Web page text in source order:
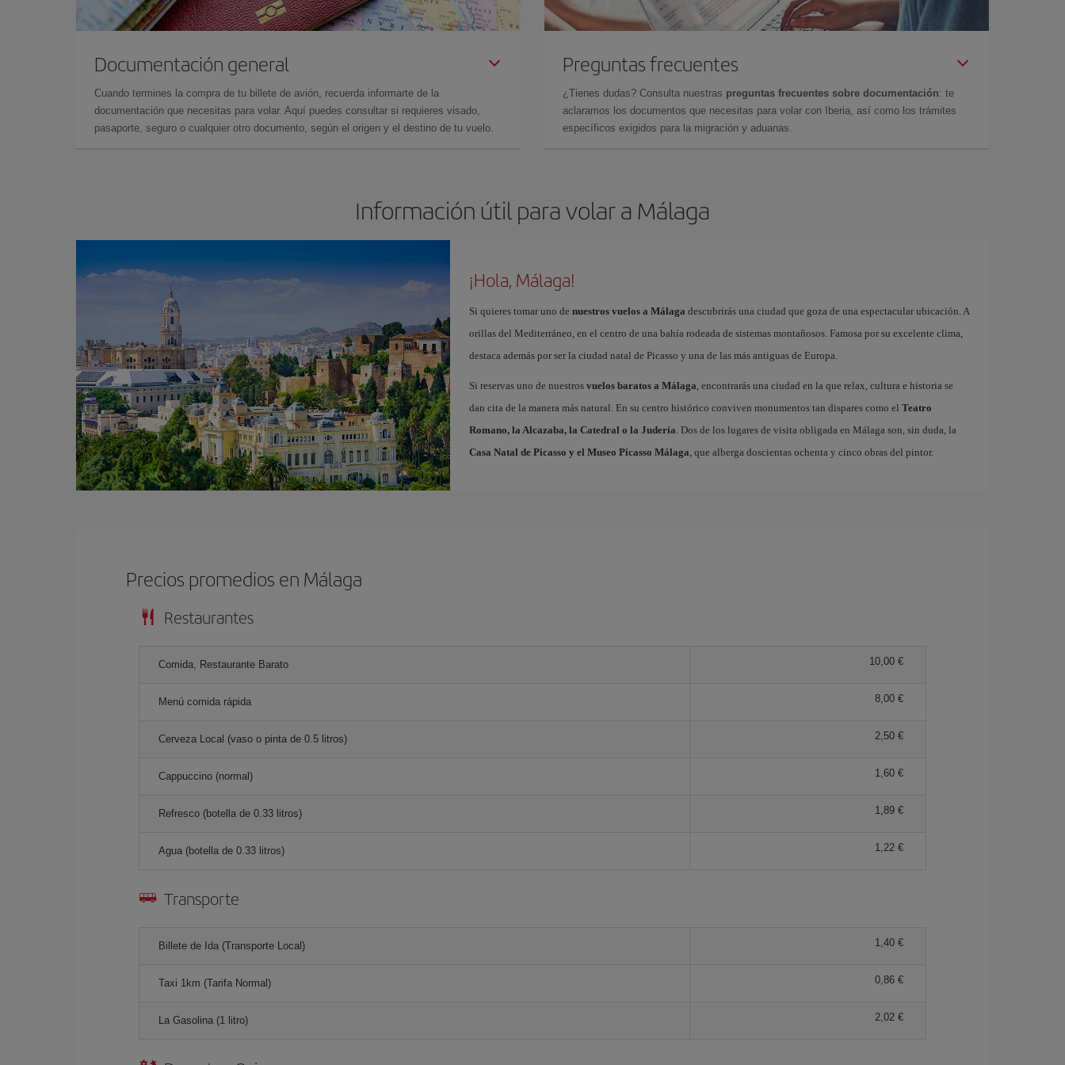
Documentación general
Cuando termines la compra de tu billete de avión, recuerda informarte de la
documentación que necesitas para volar. Aquí puedes consultar si requieres visado,
pasaporte, seguro o cualquier otro documento, según el origen y el destino de tu vuelo.
Preguntas frecuentes
¿Tienes dudas? Consulta nuestras preguntas frecuentes sobre documentación: te
aclaramos los documentos que necesitas para volar con Iberia, así como los trámites
específicos exigidos para la migración y aduanas.
Información útil para volar a Málaga
¡Hola, Málaga!
Si quieres tomar uno de nuestros vuelos a Málaga descubrirás una ciudad que goza de una espectacular ubicación. A
orillas del Mediterráneo, en el centro de una bahía rodeada de sistemas montañosos. Famosa por su excelente clima,
destaca además por ser la ciudad natal de Picasso y una de las más antiguas de Europa.
Si reservas uno de nuestros vuelos baratos a Málaga, encontrarás una ciudad en la que relax, cultura e historia se
dan cita de la manera más natural. En su centro histórico conviven monumentos tan dispares como el Teatro
Romano, la Alcazaba, la Catedral o la Judería. Dos de los lugares de visita obligada en Málaga son, sin duda, la
Casa Natal de Picasso y el Museo Picasso Málaga, que alberga doscientas ochenta y cinco obras del pintor.
Precios promedios en Málaga
Restaurantes
Comida, Restaurante Barato 10,00 €
Menú comida rápida 8,00 €
Cerveza Local (vaso o pinta de 0.5 litros) 2,50 €
Cappuccino (normal) 1,60 €
Refresco (botella de 0.33 litros) 1,89 €
Agua (botella de 0.33 litros) 1,22 €
Transporte
Billete de Ida (Transporte Local) 1,40 €
Taxi 1km (Tarifa Normal) 0,86 €
La Gasolina (1 litro) 2,02 €